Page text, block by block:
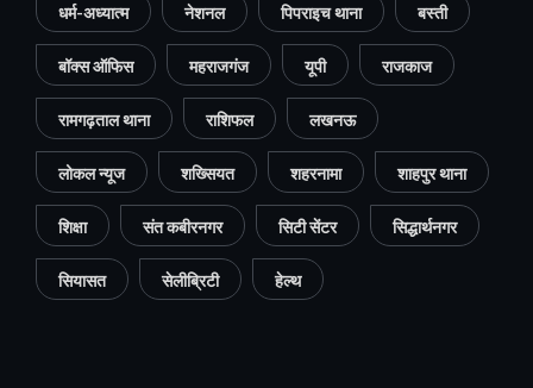
धर्म-अध्यात्म नेशनल पिपराइच थाना बस्ती
बॉक्स ऑफिस महराजगंज यूपी राजकाज
रामगढ़ताल थाना राशिफल लखनऊ
लोकल न्यूज शख्सियत शहरनामा शाहपुर थाना
शिक्षा संत कबीरनगर सिटी सेंटर सिद्धार्थनगर
सियासत सेलीब्रिटी हेल्थ